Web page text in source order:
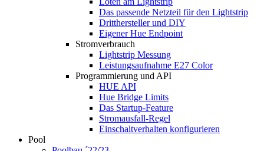
Das passende Netzteil für den Lightstrip
Dritthersteller und DIY
Eigener Hue Endpoint
Stromverbrauch
Lightstrip Messung
Leistungsaufnahme E27 Color
Programmierung und API
HUE API
Hue Bridge Limits
Das Startup-Feature
Stromausfall-Regel
Einschaltverhalten konfigurieren
Pool